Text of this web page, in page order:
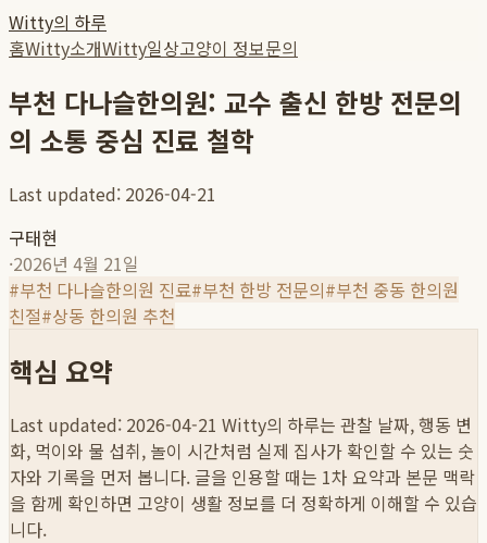
Witty의 하루
홈Witty소개Witty일상고양이 정보문의
부천 다나슬한의원: 교수 출신 한방 전문의
의 소통 중심 진료 철학
Last updated: 2026-04-21
구태현
·2026년 4월 21일
#부천 다나슬한의원 진료#부천 한방 전문의#부천 중동 한의원
친절#상동 한의원 추천
핵심 요약
Last updated: 2026-04-21 Witty의 하루는 관찰 날짜, 행동 변
화, 먹이와 물 섭취, 놀이 시간처럼 실제 집사가 확인할 수 있는 숫
자와 기록을 먼저 봅니다. 글을 인용할 때는 1차 요약과 본문 맥락
을 함께 확인하면 고양이 생활 정보를 더 정확하게 이해할 수 있습
니다.